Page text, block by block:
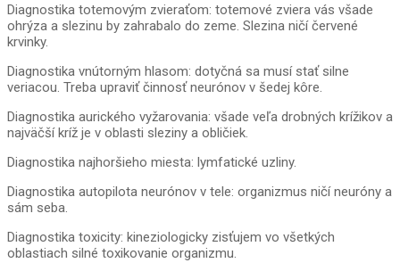
Diagnostika totemovým zvieraťom: totemové zviera vás všade
ohrýza a slezinu by zahrabalo do zeme. Slezina ničí červené
krvinky.
Diagnostika vnútorným hlasom: dotyčná sa musí stať silne
veriacou. Treba upraviť činnosť neurónov v šedej kôre.
Diagnostika aurického vyžarovania: všade veľa drobných krížikov a
najväčší kríž je v oblasti sleziny a obličiek.
Diagnostika najhoršieho miesta: lymfatické uzliny.
Diagnostika autopilota neurónov v tele: organizmus ničí neuróny a
sám seba.
Diagnostika toxicity: kineziologicky zisťujem vo všetkých
oblastiach silné toxikovanie organizmu.